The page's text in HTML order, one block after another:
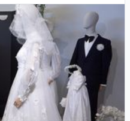
Васильева!